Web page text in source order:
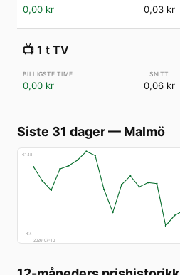
0,00 kr 0,03 kr
📺 1 t TV
0,00 kr 0,06 kr
Siste 31 dager— Malmö
€148
€4
2026-07-10